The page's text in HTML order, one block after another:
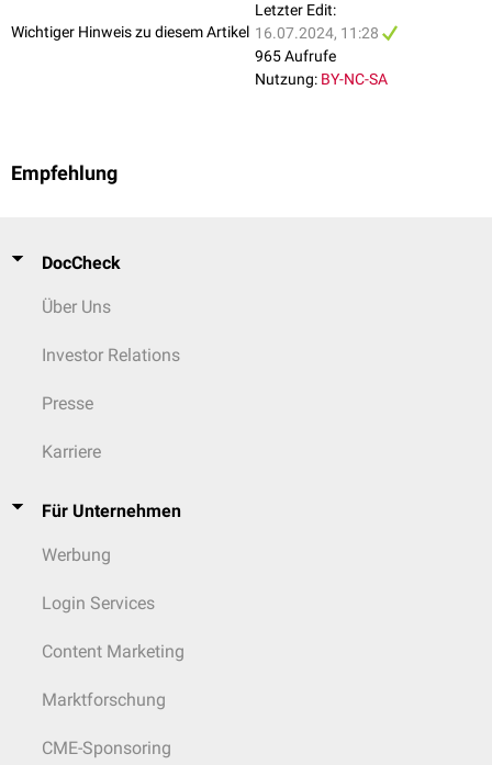
Wichtiger Hinweis zu diesem Artikel
Letzter Edit:
16.07.2024, 11:28
965 Aufrufe
Nutzung: BY-NC-SA
Empfehlung
DocCheck
Über Uns
Investor Relations
Presse
Karriere
Für Unternehmen
Werbung
Login Services
Content Marketing
Marktforschung
CME-Sponsoring